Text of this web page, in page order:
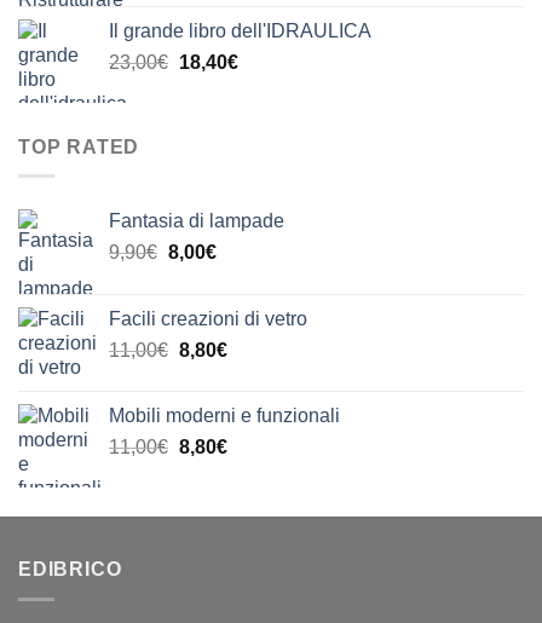
prezzo:
da
Il grande libro dell'IDRAULICA
23,00€ Il
18,40€Il
TOP RATED
Fantasia di lampade
9,90€ Il
era:
9,90€.
8,00€Il
è:
8,00€.
Facili creazioni di vetro
11,00€ Il
era:
11,00€.
8,80€Il
è:
8,80€.
Mobili moderni e funzionali
11,00€ Il
era:
8,80€Il
è:
EDIBRICO